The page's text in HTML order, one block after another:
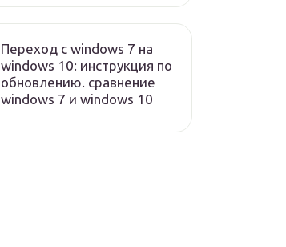
Переход с windows 7 на
windows 10: инструкция по
обновлению. сравнение
windows 7 и windows 10